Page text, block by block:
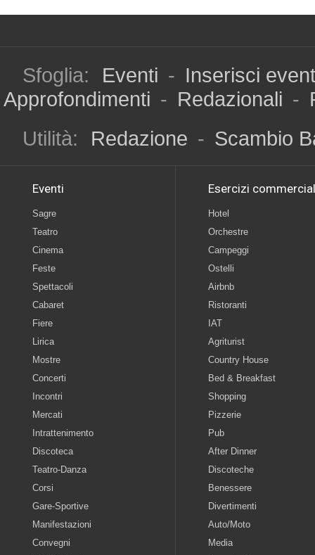
Sfoglia: Eventi - Inserisci
Approfondimenti - Redazionali -
Utilità:
Redazione - Scambio
Eventi
Sagre
Teatro
Cinema
Feste
Spettacoli
Cabaret
Fiere
Lirica
Mostre
Concerti
Incontri
Mercati
Intrattenimento
Discoteca
Teatro-Danza
Corsi
Gare-Sportive
Manifestazioni
Convegni
Esercizi
Hotel
Orchestre
Campeggi
Ostelli
Airbnb
Ristoranti
IAT
Agriturist
Country House
Bed & Breakfast
Shopping
Pizzerie
Pub
After Dinner
Discoteche
Benessere
Divertimenti
Auto/Moto
Media